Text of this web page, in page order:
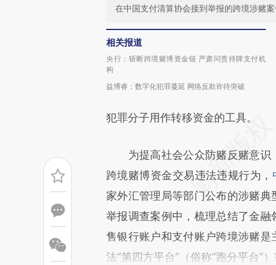
在中国支付清算协会接到举报的跨境涉赌
相关报道
央行：斩断跨境赌博资金链 严肃问责持牌支付机
构
益博睿：数字化犯罪蔓延 网络反欺诈待突破
犯罪分子用作转移资金的工具。
为提高社会公众防赌反赌意识
跨境赌博资金交易违法违规行为，
家外汇管理局等部门公布的涉赌
举报调查案例中，梳理总结了金
售银行账户和支付账户跨境涉赌
法“第四方平台”（俗称“跑分平台”）